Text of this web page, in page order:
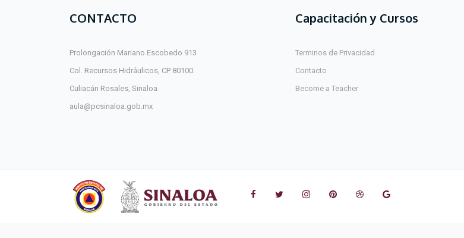
CONTACTO
Prolongación Mariano Escobedo 913
Col. Recursos Hidráulicos, CP 80100.
Culiacán Rosales, Sinaloa
aula@pcsinaloa.gob.mx
Capacitación y Cursos
Terminos de Privacidad
Contacto
Become a Teacher